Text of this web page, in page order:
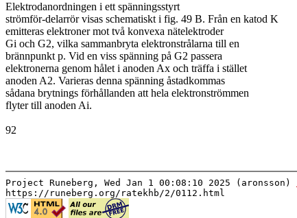
Elektrodanordningen i ett spänningsstyrt
strömför-delarrör visas schematiskt i fig. 49 B. Från en katod K
emitteras elektroner mot två konvexa nätelektroder
Gi och G2, vilka sammanbryta elektronstrålarna till en
brännpunkt p. Vid en viss spänning på G2 passera
elektronerna genom hålet i anoden Ax och träffa i stället
anoden A2. Varieras denna spänning åstadkommas
sådana brytnings förhållanden att hela elektronströmmen
flyter till anoden Ai.
92
Project Runeberg, Wed Jan 1 00:08:10 2025 (aronsson)
https://runeberg.org/ratekhb/2/0112.html